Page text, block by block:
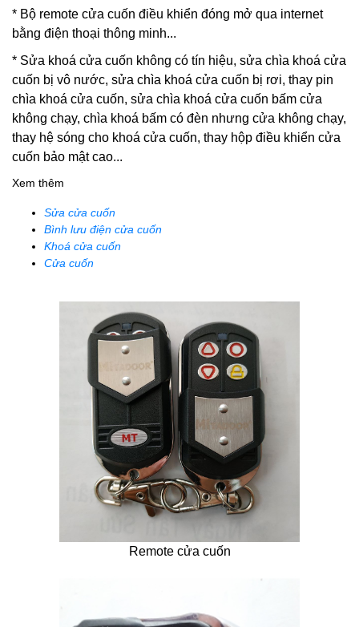
* Bộ remote cửa cuốn điều khiển đóng mở qua internet
bằng điện thoại thông minh...
* Sửa khoá cửa cuốn không có tín hiệu, sửa chìa khoá cửa
cuốn bị vô nước, sửa chìa khoá cửa cuốn bị rơi, thay pin
chìa khoá cửa cuốn, sửa chìa khoá cửa cuốn bấm cửa
không chạy, chìa khoá bấm có đèn nhưng cửa không chạy,
thay hệ sóng cho khoá cửa cuốn, thay hộp điều khiển cửa
cuốn bảo mật cao...
Xem thêm
Sửa cửa cuốn
Bình lưu điện cửa cuốn
Khoá cửa cuốn
Cửa cuốn
Remote cửa cuốn